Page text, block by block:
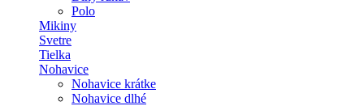
Polo
Mikiny
Svetre
Tielka
Nohavice
Nohavice krátke
Nohavice dlhé